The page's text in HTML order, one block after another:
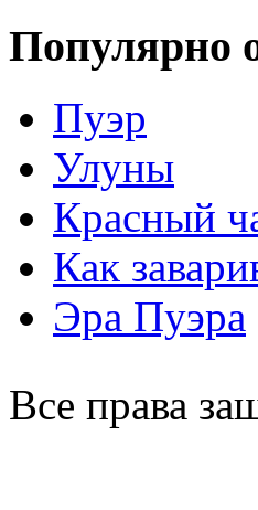
Популярно
Пуэр
Улуны
Красный
Как
Эра Пуэра
Все права